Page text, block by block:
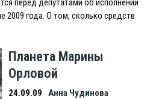
перед депутатами об исполнении
2009 года. О том, сколько средств
Планета Марины
Орловой
24.09.09
Анна Чудинова